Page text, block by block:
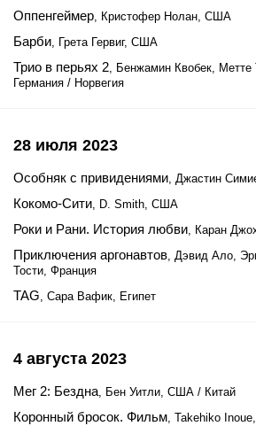
Оппенгеймер, Кристофер Нолан, США
Барби, Грета Гервиг, США
Трио в перьях 2, Бенжамин Квобек, Метте
Германия / Норвегия
28 июля 2023
Особняк с привидениями, Джастин
Кокомо-Сити, D. Smith, США
Роки и Рани. История любви, Каран
Приключения аргонавтов, Дэвид Ало,
Тости, Франция
TAG, Сара Вафик, Египет
4 августа 2023
Мег 2: Бездна, Бен Уитли, США / Китай
Коронный бросок. Фильм, Takehiko